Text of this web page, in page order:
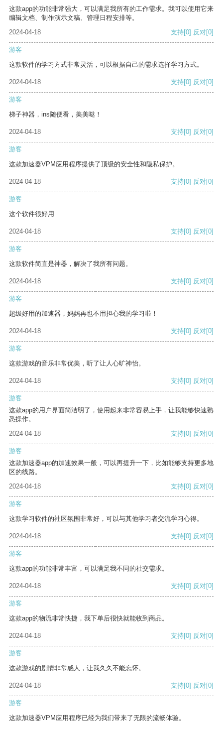
这款app的功能非常强大，可以满足我所有的工作需求。我可以使用它来
编辑文档、制作演示文稿、管理日程安排等。
2024-04-18
支持[0] 反对[0]
游客
这款软件的学习方式非常灵活，可以根据自己的需求选择学习方式。
2024-04-18 支持[0] 反对[0]
游客
梯子神器，ins随便看，美美哒！
2024-04-18 支持[0] 反对[0]
游客
这款加速器VPM应用程序提供了顶级的安全性和隐私保护。
2024-04-18 支持[0] 反对[0]
游客
这个软件很好用
2024-04-18 支持[0] 反对[0]
游客
这款软件简直是神器，解决了我所有问题。
2024-04-18 支持[0] 反对[0]
游客
超级好用的加速器，妈妈再也不用担心我的学习啦！
2024-04-18 支持[0] 反对[0]
游客
这款游戏的音乐非常优美，听了让人心旷神怡。
2024-04-18 支持[0] 反对[0]
游客
这款app的用户界面简洁明了，使用起来非常容易上手，让我能够快速熟
悉操作。
2024-04-18
支持[0] 反对[0]
游客
这款加速器app的加速效果一般，可以再提升一下，比如能够支持更多地
区的线路。
2024-04-18
支持[0] 反对[0]
游客
这款学习软件的社区氛围非常好，可以与其他学习者交流学习心得。
2024-04-18 支持[0] 反对[0]
游客
这款app的功能非常丰富，可以满足我不同的社交需求。
2024-04-18 支持[0] 反对[0]
游客
这款app的物流非常快捷，我下单后很快就能收到商品。
2024-04-18 支持[0] 反对[0]
游客
这款游戏的剧情非常感人，让我久久不能忘怀。
2024-04-18 支持[0] 反对[0]
游客
这款加速器VPM应用程序已经为我们带来了无限的流畅体验。